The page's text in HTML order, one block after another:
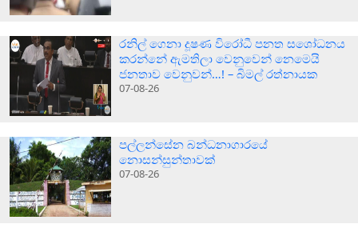
රනිල් ගෙනා දූෂණ විරෝධී පනත සශෝධනය
කරන්නේ ඇමතිලා වෙනුවෙන් නෙමෙයි
ජනතාව වෙනුවන්…! – බිමල් රත්නායක
07-08-26
පල්ලන්සේන බන්ධනාගාරයේ
නොසන්සුන්තාවක්
07-08-26